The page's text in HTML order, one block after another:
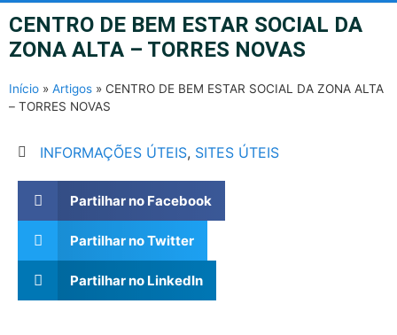
CENTRO DE BEM ESTAR SOCIAL DA
ZONA ALTA – TORRES NOVAS
Início » Artigos » CENTRO DE BEM ESTAR SOCIAL DA ZONA ALTA
– TORRES NOVAS
INFORMAÇÕES ÚTEIS, SITES ÚTEIS
Partilhar no Facebook
Partilhar no Twitter
Partilhar no LinkedIn